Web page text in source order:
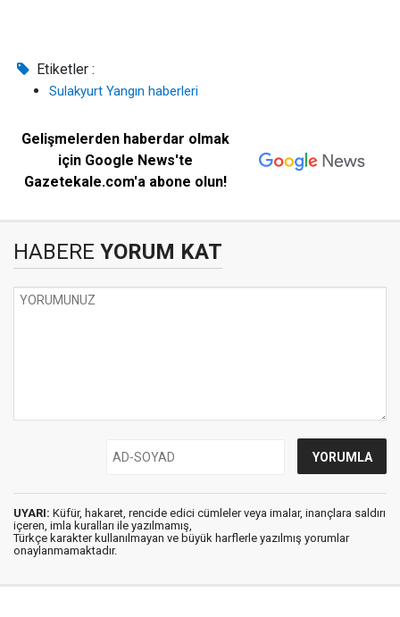
Etiketler :
Sulakyurt Yangın haberleri
Gelişmelerden haberdar olmak
için Google News'te
Gazetekale.com'a abone olun!
HABERE YORUM KAT
UYARI: Küfür, hakaret, rencide edici cümleler veya imalar, inançlara saldırı
içeren, imla kuralları ile yazılmamış,
Türkçe karakter kullanılmayan ve büyük harflerle yazılmış yorumlar
onaylanmamaktadır.